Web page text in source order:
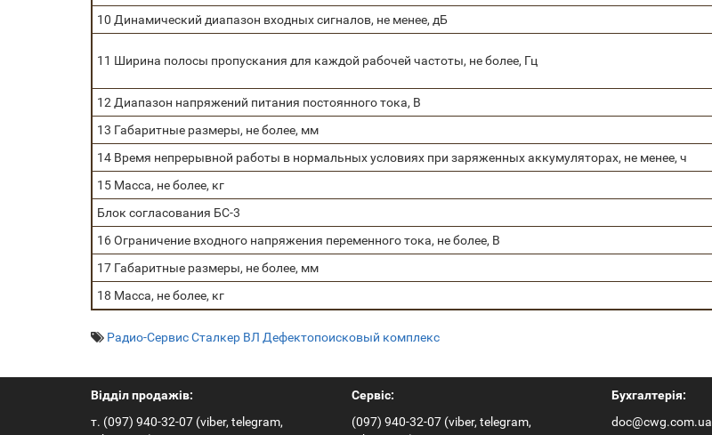
10 Динамический диапазон входных сигналов, не менее, дБ
11 Ширина полосы пропускания для каждой рабочей частоты, не более, Гц
12 Диапазон напряжений питания постоянного тока, В
13 Габаритные размеры, не более, мм
14 Время непрерывной работы в нормальных условиях при заряженных аккумуляторах, не менее, ч
15 Масса, не более, кг
Блок согласования БС-3
16 Ограничение входного напряжения переменного тока, не более, В
17 Габаритные размеры, не более, мм
18 Масса, не более, кг
Радио-Сервис Сталкер ВЛ Дефектопоисковый комплекс
Відділ продажів:
т. (097) 940-32-07 (viber, telegram,
Сервіс:
(097) 940-32-07 (viber, telegram,
Бухгалтерія:
doc@cwg.com.ua